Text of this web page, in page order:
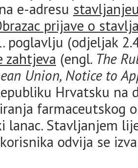
e-adresu
prijave o
poglavlju (odjeljak
zahtjeva (engl. The
Union, Notice to
Hrvatsku
farmaceutskog
lanac. Stavljanjem
odvija se